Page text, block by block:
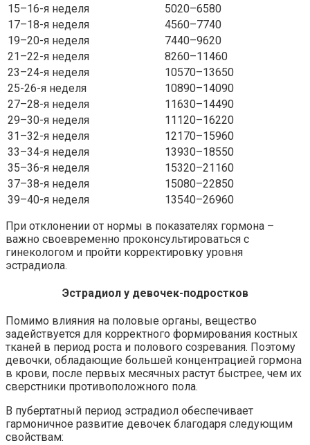
15–16-я неделя
5020–6580
17–18-я неделя
4560–7740
19–20-я неделя
7440–9620
21–22-я неделя
8260–11460
23–24-я неделя
10570–13650
25-26-я неделя
10890–14090
27–28-я неделя
11630–14490
29–30-я неделя
11120–16220
31–32-я неделя
12170–15960
33–34-я неделя
13930–18550
35–36-я неделя
15320–21160
37–38-я неделя
15080–22850
39–40-я неделя
13540–26960
При отклонении от нормы в показателях гормона –
важно своевременно проконсультироваться с
гинекологом и пройти корректировку уровня
эстрадиола.
Эстрадиол у девочек-подростков
Помимо влияния на половые органы, вещество
задействуется для корректного формирования костных
тканей в период роста и полового созревания. Поэтому
девочки, обладающие большей концентрацией гормона
в крови, после первых месячных растут быстрее, чем их
сверстники противоположного пола.
В пубертатный период эстрадиол обеспечивает
гармоничное развитие девочек благодаря следующим
свойствам: